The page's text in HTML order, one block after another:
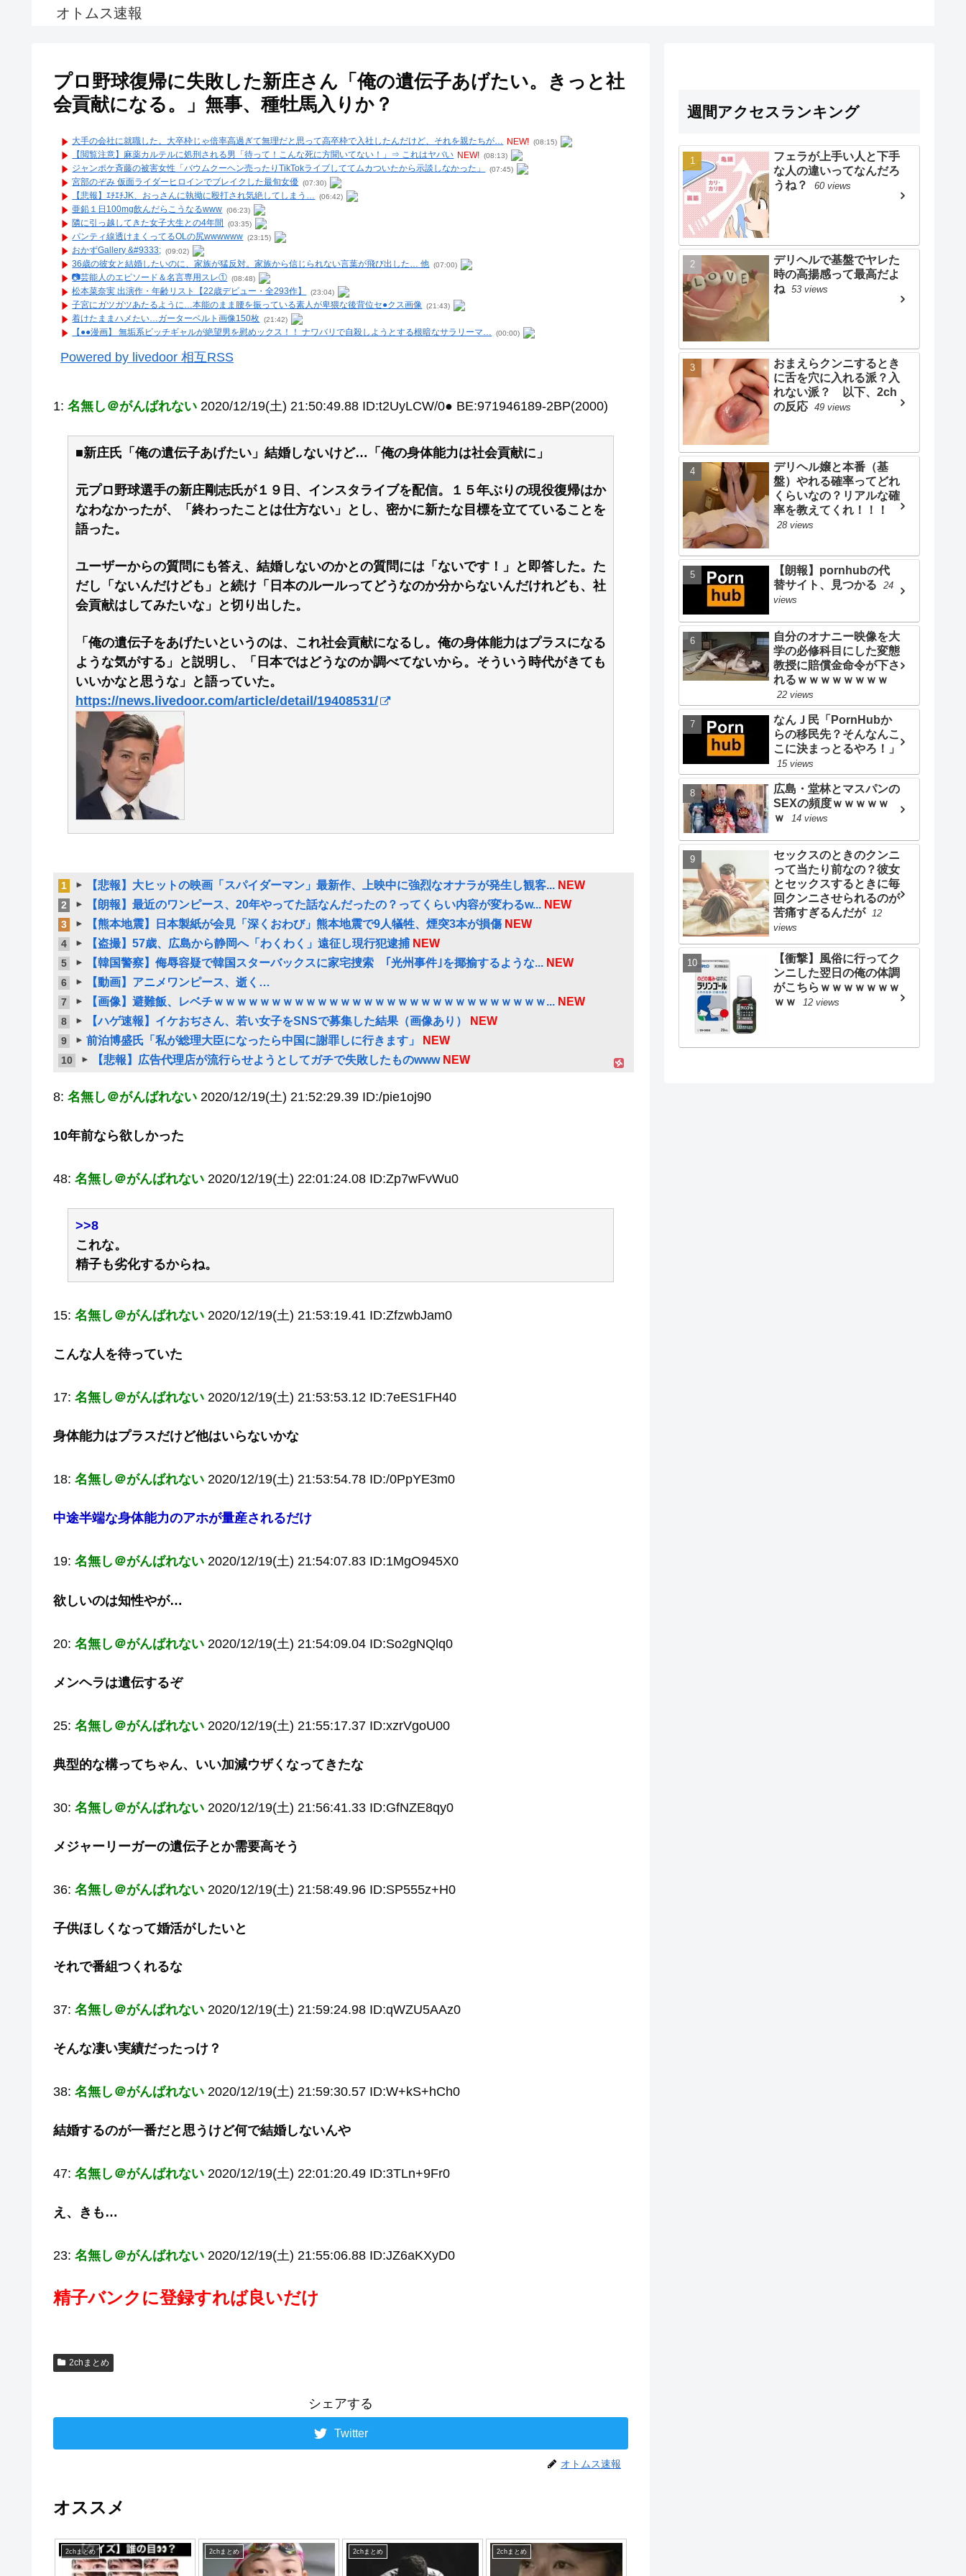
オトムス速報
プロ野球復帰に失敗した新庄さん「俺の遺伝子あげたい。きっと社
会貢献になる。」無事、種牡馬入りか？
大手の会社に就職した。大卒枠じゃ倍率高過ぎて無理だと思って高卒枠で入社したんだけど、それを親たちが… NEW! (08:15)
【閲覧注意】麻薬カルテルに処刑される男「待って！こんな死に方聞いてない！」⇒ これはヤバい NEW! (08:13)
ジャンポケ斉藤の被害女性「バウムクーヘン売ったりTikTokライブしててムカついたから示談しなかった」 (07:45)
宮部のぞみ 仮面ライダーヒロインでブレイクした最旬女優 (07:30)
【悲報】ｴﾁｴﾁJK、おっさんに執拗に殴打され気絶してしまう… (06:42)
亜鉛１日100mg飲んだらこうなるwww (06:23)
隣に引っ越してきた女子大生との4年間 (03:35)
パンティ線透けまくってるOLの尻wwwwww (23:15)
おかずGallery &#9333; (09:02)
36歳の彼女と結婚したいのに、家族が猛反対。家族から信じられない言葉が飛び出した… 他 (07:00)
📷️芸能人のエピソード＆名言専用スレ① (08:48)
松本菜奈実 出演作・年齢リスト【22歳デビュー・全293作】 (23:04)
子宮にガツガツあたるように…本能のまま腰を振っている素人が卑猥な後背位セ●クス画像 (21:43)
着けたままハメたい…ガーターベルト画像150枚 (21:42)
【●●漫画】 無垢系ビッチギャルが絶望男を慰めックス！！ ナワバリで自殺しようとする根暗なサラリーマ… (00:00)
Powered by livedoor 相互RSS
1: 名無し＠がんばれない 2020/12/19(土) 21:50:49.88 ID:t2UyLCW/0● BE:971946189-2BP(2000)
■新庄氏「俺の遺伝子あげたい」結婚しないけど…「俺の身体能力は社会貢献に」
元プロ野球選手の新庄剛志氏が１９日、インスタライブを配信。１５年ぶりの現役復帰はか
なわなかったが、「終わったことは仕方ない」とし、密かに新たな目標を立てていることを
語った。
ユーザーからの質問にも答え、結婚しないのかとの質問には「ないです！」と即答した。た
だし「ないんだけども」と続け「日本のルールってどうなのか分からないんだけれども、社
会貢献はしてみたいな」と切り出した。
「俺の遺伝子をあげたいというのは、これ社会貢献になるし。俺の身体能力はプラスになる
ような気がする」と説明し、「日本ではどうなのか調べてないから。そういう時代がきても
いいかなと思うな」と語っていた。
https://news.livedoor.com/article/detail/19408531/
1 【悲報】大ヒットの映画「スパイダーマン」最新作、上映中に強烈なオナラが発生し観客... NEW
2 【朗報】最近のワンピース、20年やってた話なんだったの？ってくらい内容が変わるw... NEW
3 【熊本地震】日本製紙が会見「深くおわび」熊本地震で9人犠牲、煙突3本が損傷 NEW
4 【盗撮】57歳、広島から静岡へ「わくわく」遠征し現行犯逮捕 NEW
5 【韓国警察】侮辱容疑で韓国スターバックスに家宅捜索 ｢光州事件｣を揶揄するような... NEW
6 【動画】アニメワンピース、逝く…
7 【画像】避難飯、レベチｗｗｗｗｗｗｗｗｗｗｗｗｗｗｗｗｗｗｗｗｗｗｗｗｗｗｗｗｗ... NEW
8 【ハゲ速報】イケおぢさん、若い女子をSNSで募集した結果（画像あり） NEW
9 前泊博盛氏「私が総理大臣になったら中国に謝罪しに行きます」 NEW
10 【悲報】広告代理店が流行らせようとしてガチで失敗したものwww NEW
8: 名無し＠がんばれない 2020/12/19(土) 21:52:29.39 ID:/pie1oj90
10年前なら欲しかった
48: 名無し＠がんばれない 2020/12/19(土) 22:01:24.08 ID:Zp7wFvWu0
>>8
これな。
精子も劣化するからね。
15: 名無し＠がんばれない 2020/12/19(土) 21:53:19.41 ID:ZfzwbJam0
こんな人を待っていた
17: 名無し＠がんばれない 2020/12/19(土) 21:53:53.12 ID:7eES1FH40
身体能力はプラスだけど他はいらないかな
18: 名無し＠がんばれない 2020/12/19(土) 21:53:54.78 ID:/0PpYE3m0
中途半端な身体能力のアホが量産されるだけ
19: 名無し＠がんばれない 2020/12/19(土) 21:54:07.83 ID:1MgO945X0
欲しいのは知性やが…
20: 名無し＠がんばれない 2020/12/19(土) 21:54:09.04 ID:So2gNQlq0
メンヘラは遺伝するぞ
25: 名無し＠がんばれない 2020/12/19(土) 21:55:17.37 ID:xzrVgoU00
典型的な構ってちゃん、いい加減ウザくなってきたな
30: 名無し＠がんばれない 2020/12/19(土) 21:56:41.33 ID:GfNZE8qy0
メジャーリーガーの遺伝子とか需要高そう
36: 名無し＠がんばれない 2020/12/19(土) 21:58:49.96 ID:SP555z+H0
子供ほしくなって婚活がしたいと
それで番組つくれるな
37: 名無し＠がんばれない 2020/12/19(土) 21:59:24.98 ID:qWZU5AAz0
そんな凄い実績だったっけ？
38: 名無し＠がんばれない 2020/12/19(土) 21:59:30.57 ID:W+kS+hCh0
結婚するのが一番だと思うけど何で結婚しないんや
47: 名無し＠がんばれない 2020/12/19(土) 22:01:20.49 ID:3TLn+9Fr0
え、きも…
23: 名無し＠がんばれない 2020/12/19(土) 21:55:06.88 ID:JZ6aKXyD0
精子バンクに登録すれば良いだけ
2chまとめ
シェアする
Twitter
オトムス速報
オススメ
2chまとめ 2chまとめ 2chまとめ 2chまとめ
週間アクセスランキング
フェラが上手い人と下手
な人の違いってなんだろ
うね？
60 views
デリヘルで基盤でヤレた
時の高揚感って最高だよ
ね 53 views
おまえらクンニするとき
に舌を穴に入れる派？入
れない派？ 以下、2ch
の反応 49 views
デリヘル嬢と本番（基
盤）やれる確率ってどれ
くらいなの？リアルな確
率を教えてくれ！！！
28 views
【朗報】pornhubの代
替サイト、見つかる
24
views
自分のオナニー映像を大
学の必修科目にした変態
教授に賠償金命令が下さ
れるｗｗｗｗｗｗｗｗ
22 views
なんＪ民「PornHubか
らの移民先？そんなんこ
こに決まっとるやろ！」
15 views
広島・堂林とマスパンの
SEXの頻度ｗｗｗｗｗ
ｗ
14 views
セックスのときのクンニ
って当たり前なの？彼女
とセックスするときに毎
回クンニさせられるのが
苦痛すぎるんだが 12
views
【衝撃】風俗に行ってク
ンニした翌日の俺の体調
がこちらｗｗｗｗｗｗｗ
ｗｗ
12 views